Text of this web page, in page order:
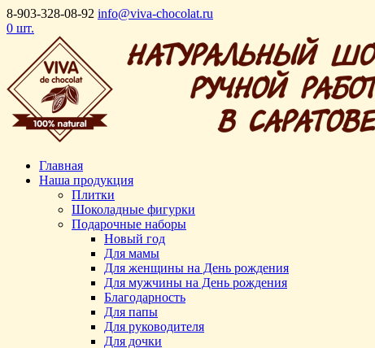
8-903-328-08-92 info@viva-chocolat.ru
0 шт.
Главная
Наша продукция
Плитки
Шоколадные фигурки
Подарочные наборы
Новый год
Для мамы
Для женщины на День рождения
Для мужчины на День рождения
Благодарность
Для папы
Для руководителя
Для дочки